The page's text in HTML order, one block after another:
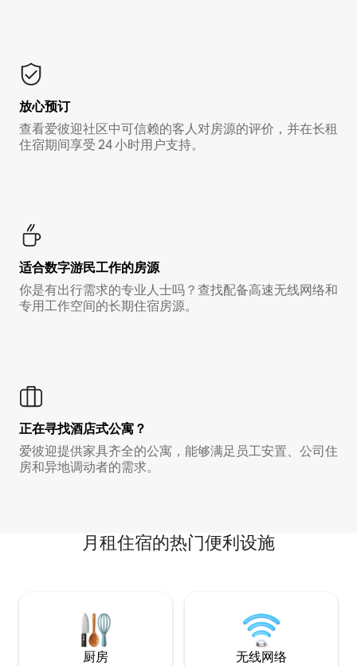
放心预订
查看爱彼迎社区中可信赖的客人对房源的评价，并在长租
住宿期间享受 24 小时用户支持。
适合数字游民工作的房源
你是有出行需求的专业人士吗？查找配备高速无线网络和
专用工作空间的长期住宿房源。
正在寻找酒店式公寓？
爱彼迎提供家具齐全的公寓，能够满足员工安置、公司住
房和异地调动者的需求。
月租住宿的热门便利设施
厨房 无线网络